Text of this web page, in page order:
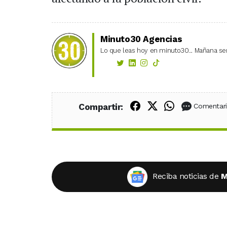
Minuto30 Agencias
Lo que leas hoy en minuto30... Mañana
Compartir: Compartir en
Compartir en
Compartir
Reciba noticias de